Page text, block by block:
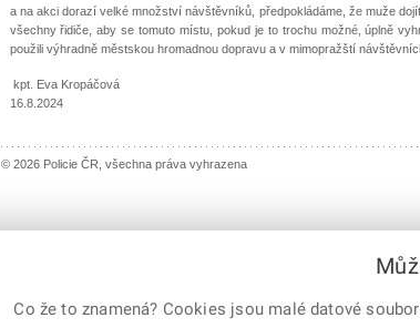
a na akci dorazí velké množství návštěvníků, předpokládáme, že muže
všechny řidiče, aby se tomuto místu, pokud je to trochu možné, úplně
použili výhradně městskou hromadnou dopravu a v mimopražští
kpt. Eva Kropáčová
16.8.2024
© 2026 Policie ČR, všechna práva vyhrazena
Co že to znamená? Cookies jsou malé datové